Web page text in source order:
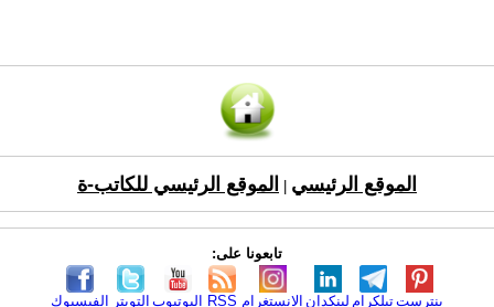
الموقع الرئيسي الموقع الرئيسي للكاتب-ة
تابعونا على:
الفيسبوك التويتر اليوتيوب RSS الانستغرام لينكدإن تيلكرامبنترست